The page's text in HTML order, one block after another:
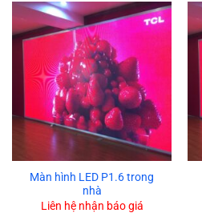
Màn hình LED P1.6 trong
nhà
Liên hệ nhận báo giá